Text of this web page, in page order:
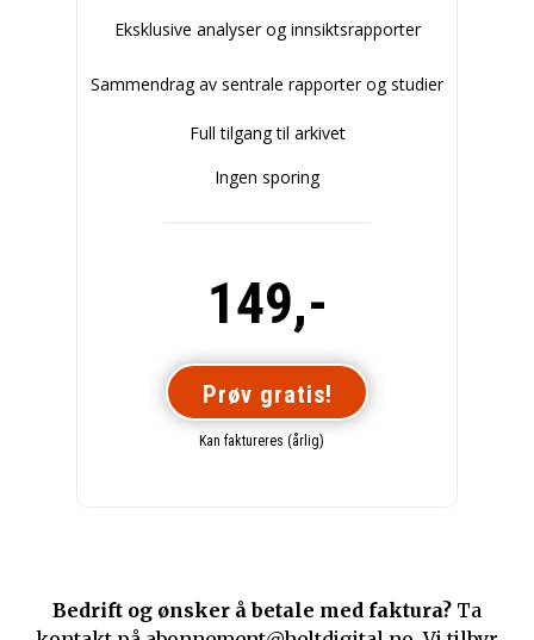
Eksklusive analyser og innsiktsrapporter
Sammendrag av sentrale rapporter og studier
Full tilgang til arkivet
Ingen sporing
149,-
Prøv gratis!
Kan faktureres (årlig)
Bedrift og ønsker å betale med faktura? Ta